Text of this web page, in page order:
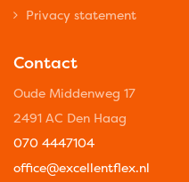
Privacy statement
Contact
Oude Middenweg 17
2491 AC Den Haag
070 4447104
office@excellentflex.nl